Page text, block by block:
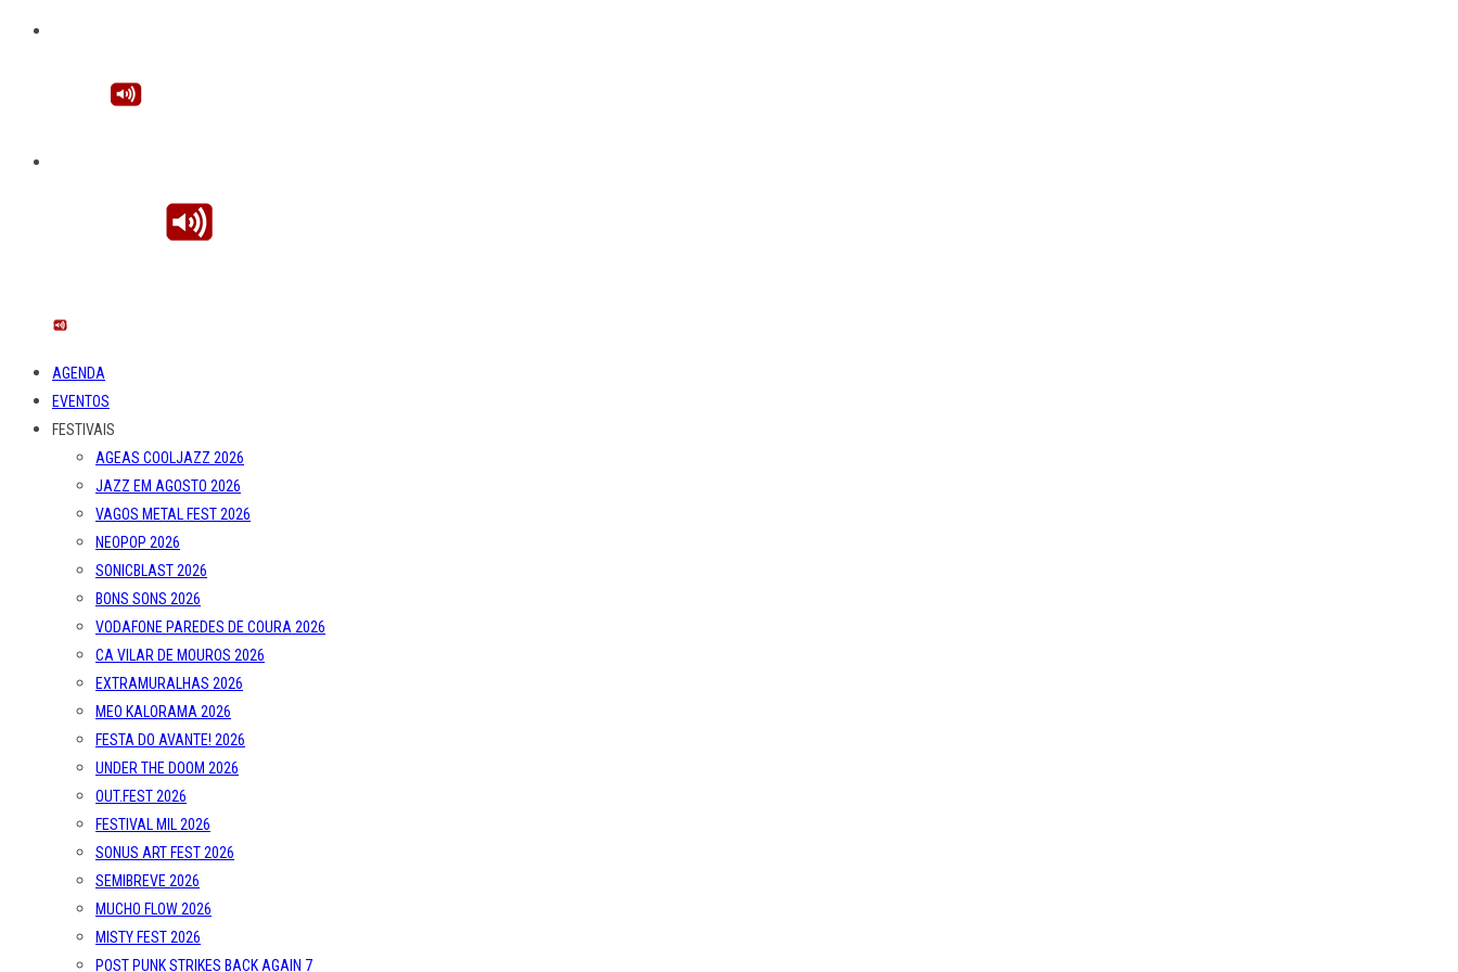
AGENDA
EVENTOS
FESTIVAIS
AGEAS COOLJAZZ 2026
JAZZ EM AGOSTO 2026
VAGOS METAL FEST 2026
NEOPOP 2026
SONICBLAST 2026
BONS SONS 2026
VODAFONE PAREDES DE COURA 2026
CA VILAR DE MOUROS 2026
EXTRAMURALHAS 2026
MEO KALORAMA 2026
FESTA DO AVANTE! 2026
UNDER THE DOOM 2026
OUT.FEST 2026
FESTIVAL MIL 2026
SONUS ART FEST 2026
SEMIBREVE 2026
MUCHO FLOW 2026
MISTY FEST 2026
POST PUNK STRIKES BACK AGAIN 7